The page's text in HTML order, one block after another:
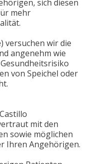
sich diesen
mehr
versuchen wir die
angenehm wie
von Speichel oder
mit den
sowie möglichen
Ihren Angehörigen.